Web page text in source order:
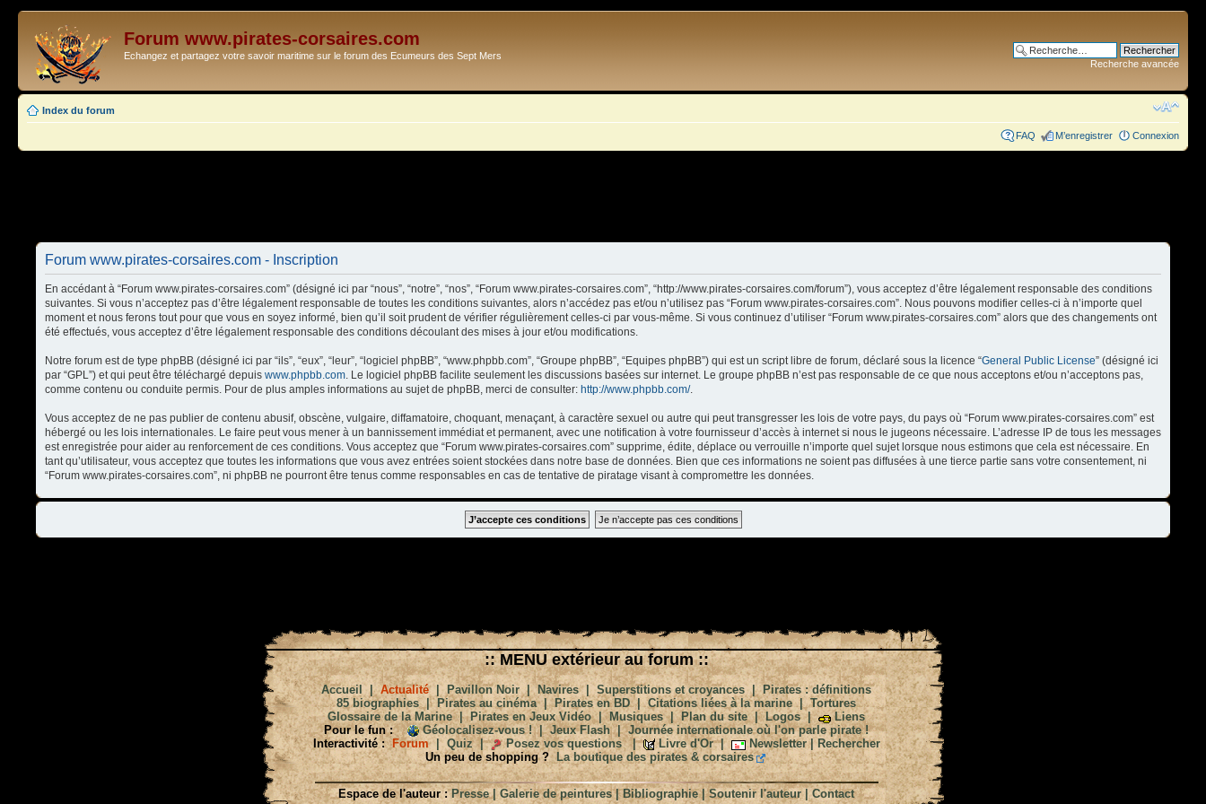
Forum www.pirates-corsaires.com
Echangez et partagez votre savoir maritime sur le forum des Ecumeurs des Sept Mers
Recherche avancée
Index du forum
FAQ M’enregistrer Connexion
Forum www.pirates-corsaires.com - Inscription
En accédant à “Forum www.pirates-corsaires.com” (désigné ici par “nous”, “notre”, “nos”, “Forum www.pirates-corsaires.com”, “http://www.pirates-corsaires.com/forum”), vous acceptez d’être légalement responsable des conditions
suivantes. Si vous n’acceptez pas d’être légalement responsable de toutes les conditions suivantes, alors n’accédez pas et/ou n’utilisez pas “Forum www.pirates-corsaires.com”. Nous pouvons modifier celles-ci à n’importe quel
moment et nous ferons tout pour que vous en soyez informé, bien qu’il soit prudent de vérifier régulièrement celles-ci par vous-même. Si vous continuez d’utiliser “Forum www.pirates-corsaires.com” alors que des changements ont
été effectués, vous acceptez d’être légalement responsable des conditions découlant des mises à jour et/ou modifications.
Notre forum est de type phpBB (désigné ici par “ils”, “eux”, “leur”, “logiciel phpBB”, “www.phpbb.com”, “Groupe phpBB”, “Equipes phpBB”) qui est un script libre de forum, déclaré sous la licence “General Public License” (désigné ici
par “GPL”) et qui peut être téléchargé depuis www.phpbb.com. Le logiciel phpBB facilite seulement les discussions basées sur internet. Le groupe phpBB n’est pas responsable de ce que nous acceptons et/ou n’acceptons pas,
comme contenu ou conduite permis. Pour de plus amples informations au sujet de phpBB, merci de consulter: http://www.phpbb.com/.
Vous acceptez de ne pas publier de contenu abusif, obscène, vulgaire, diffamatoire, choquant, menaçant, à caractère sexuel ou autre qui peut transgresser les lois de votre pays, du pays où “Forum www.pirates-corsaires.com” est
hébergé ou les lois internationales. Le faire peut vous mener à un bannissement immédiat et permanent, avec une notification à votre fournisseur d’accès à internet si nous le jugeons nécessaire. L’adresse IP de tous les messages
est enregistrée pour aider au renforcement de ces conditions. Vous acceptez que “Forum www.pirates-corsaires.com” supprime, édite, déplace ou verrouille n’importe quel sujet lorsque nous estimons que cela est nécessaire. En
tant qu’utilisateur, vous acceptez que toutes les informations que vous avez entrées soient stockées dans notre base de données. Bien que ces informations ne soient pas diffusées à une tierce partie sans votre consentement, ni
“Forum www.pirates-corsaires.com”, ni phpBB ne pourront être tenus comme responsables en cas de tentative de piratage visant à compromettre les données.
:: MENU extérieur au forum ::
Accueil |Actualité|Pavillon Noir|Navires|Superstitions et croyances|Pirates : définitions
85 biographies| Pirates au cinéma|Pirates en BD|Citations liées à la marine|Tortures
Glossaire de la Marine|Pirates en Jeux Vidéo|Musiques|Plan du site|Logos|
Liens
Pour le fun :
Géolocalisez-vous !|Jeux Flash|Journée internationale où l'on parle pirate !
Interactivité : Forum| Quiz| Posez vos questions| Livre d'Or| Newsletter| Rechercher
Un peu de shopping ?
La boutique des pirates & corsaires
Espace de l'auteur : Presse|Galerie de peintures|Bibliographie|Soutenir l'auteur|Contact